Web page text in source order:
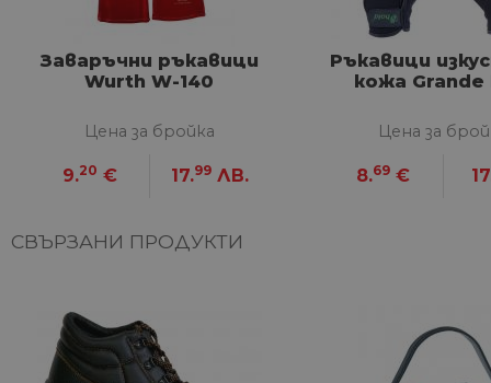
Заваръчни ръкавици
Wurth W-140
Цена за бройка
9.20 € 17.99 ЛВ.
Ръкавици
кожа
Цена за
8.69 €
СВЪРЗАНИ ПРОДУКТИ
Строго необходимите
акаунта. Уебсайтът не
Име
G_ENABLED_IDPS
CookieScriptConsent